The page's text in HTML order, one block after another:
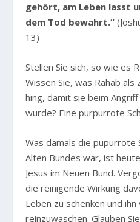
gehört, am Leben lasst
dem Tod bewahrt.“
13)
Stellen Sie sich, so wie es
Wissen Sie, was Rahab als
hing, damit sie beim
wurde? Eine purpurrote
Was damals die pupurrote
Alten Bundes war, ist
Jesus im Neuen Bund.
die reinigende Wirkung
Leben zu schenken und ihn
reinzuwaschen. Glauben